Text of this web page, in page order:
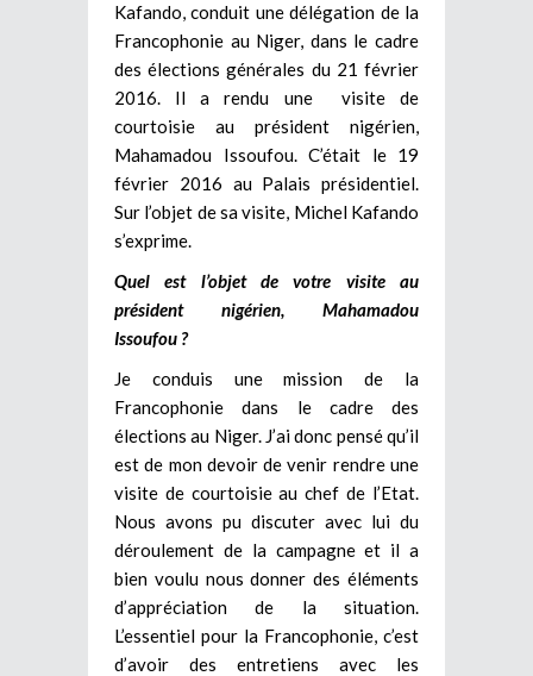
Kafando, conduit une délégation de la
Francophonie au Niger, dans le cadre
des élections générales du 21 février
2016. Il a rendu une visite de
courtoisie au président nigérien,
Mahamadou Issoufou. C’était le 19
février 2016 au Palais présidentiel.
Sur l’objet de sa visite, Michel Kafando
s’exprime.
Quel est l’objet de votre visite au
président nigérien, Mahamadou
Issoufou ?
Je conduis une mission de la
Francophonie dans le cadre des
élections au Niger. J’ai donc pensé qu’il
est de mon devoir de venir rendre une
visite de courtoisie au chef de l’Etat.
Nous avons pu discuter avec lui du
déroulement de la campagne et il a
bien voulu nous donner des éléments
d’appréciation de la situation.
L’essentiel pour la Francophonie, c’est
d’avoir des entretiens avec les